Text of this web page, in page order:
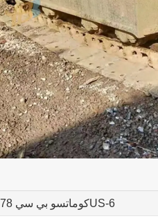
كوماتسو بي سي 78US-6